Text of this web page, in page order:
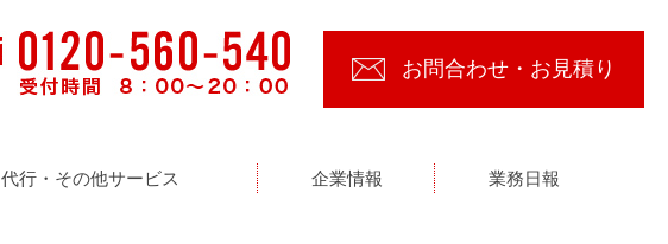
お問合わせ・お見積り
代行・その他サービス 企業情報 業務日報